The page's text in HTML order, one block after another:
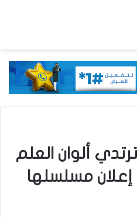
ألوان العلم
مسلسلها